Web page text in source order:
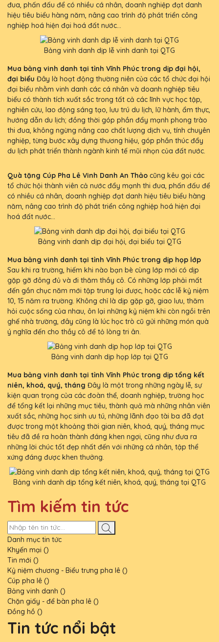
đua, phấn đấu để có nhiều cá nhân, doanh nghiệp đạt danh
hiệu tiêu biểu hàng năm, nâng cao trình độ phát triển công
nghiệp hoá hiện đại hoá đất nước...
Bảng vinh danh dịp lễ vinh danh tại QTG
Mua bảng vinh danh tại tỉnh Vĩnh Phúc trong dịp đại hội,
đại biểu Đây là hoạt động thường niên của các tổ chức đại hội
đại biểu nhằm vinh danh các cá nhân và doanh nghiệp tiêu
biểu có thành tích xuất sắc trong tất cả các lĩnh vực học tập,
nghiên cứu, lao động sáng tạo, lưu trú du lịch, lữ hành, ẩm thực,
hướng dẫn du lịch; đồng thời góp phần đẩy mạnh phong trào
thi đua, không ngừng nâng cao chất lượng dịch vụ, tính chuyên
nghiệp, từng bước xây dựng thương hiệu, góp phần thúc đẩy
du lịch phát triển thành ngành kinh tế mũi nhọn của đất nước.
Quà tặng Cúp Pha Lê Vinh Danh An Thảo cũng kêu gọi các
tổ chức hội thành viên cả nước đẩy mạnh thi đua, phấn đấu để
có nhiều cá nhân, doanh nghiệp đạt danh hiệu tiêu biểu hàng
năm, nâng cao trình độ phát triển công nghiệp hoá hiện đại
hoá đất nước...
Bảng vinh danh dịp đại hội, đại biểu tại QTG
Mua bảng vinh danh tại tỉnh Vĩnh Phúc trong dịp họp lớp
Sau khi ra trường, hiếm khi nào bạn bè cùng lớp mới có dịp
gặp gỡ đông đủ và đi thăm thầy cô. Có những lớp phải mất
đến gần chục năm mới tập trung lại được, hoặc các lễ kỷ niệm
10, 15 năm ra trường. Không chỉ là dịp gặp gỡ, giao lưu, thăm
hỏi cuộc sống của nhau, ôn lại những kỷ niệm khi còn ngồi trên
ghế nhà trường, đây cũng là lúc học trò cũ gửi những món quà
ý nghĩa đến cho thầy cô để tỏ lòng tri ân.
Bảng vinh danh dịp họp lớp tại QTG
Mua bảng vinh danh tại tỉnh Vĩnh Phúc trong dịp tổng kết
niên, khoá, quý, tháng Đây là một trong những ngày lễ, sự
kiện quan trọng của các đoàn thể, doanh nghiệp, trường học
để tổng kết lại những mục tiêu, thành quả mà những nhân viên
xuất sắc, những học sinh ưu tú, những lãnh đạo tài ba đã đạt
được trong một khoảng thời gian niên, khoá, quý, tháng mục
tiêu đã đề ra hoàn thành đáng khen ngợi, cũng như đưa ra
những lời chúc tốt đẹp nhất đến với những cá nhân, tập thể
xứng đáng được khen thưởng.
Bảng vinh danh dịp tổng kết niên, khoá, quý, tháng tại QTG
Tìm kiếm tin tức
Danh mục tin tức
Khyến mại ()
Tin mới ()
Kỷ niệm chương - Biểu trưng pha lê ()
Cúp pha lê ()
Bảng vinh danh ()
Chặn giấy - để bàn pha lê ()
Đồng hồ ()
Tin tức nổi bật